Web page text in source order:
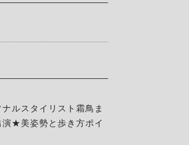
ルスタイリスト霜鳥ま
★美姿勢と歩き方ポイ